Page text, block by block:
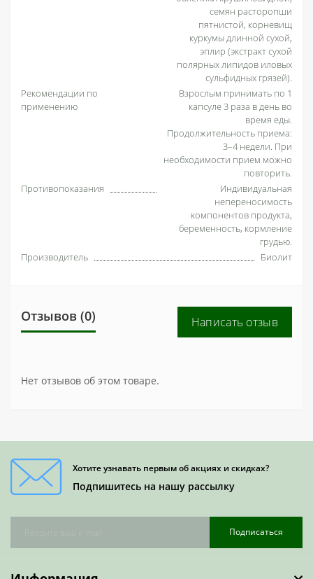
семян расторопши
пятнистой, корневищ
куркумы длинной сухой,
эплир (экстракт сухой
полярных липидов иловых
сульфидных грязей).
Рекомендации по
применению
Взрослым принимать по 1
капсуле 3 раза в день во
время еды.
Продолжительность приема:
3–4 недели. При
необходимости прием можно
повторить.
Противопоказания
Индивидуальная
непереносимость
компонентов продукта,
беременность, кормление
грудью.
Производитель
Биолит
Отзывов (0) Написать отзыв
Нет отзывов об этом товаре.
Хотите узнавать первым об акциях и скидках?
Подпишитесь на нашу рассылку
Подписаться